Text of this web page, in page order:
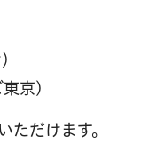
東京)
ただけます。